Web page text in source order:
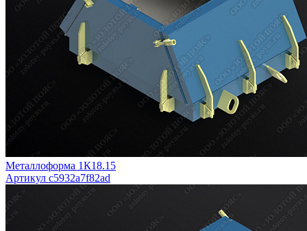
Металлоформа 1К18.15
Артикул c5932a7f82ad